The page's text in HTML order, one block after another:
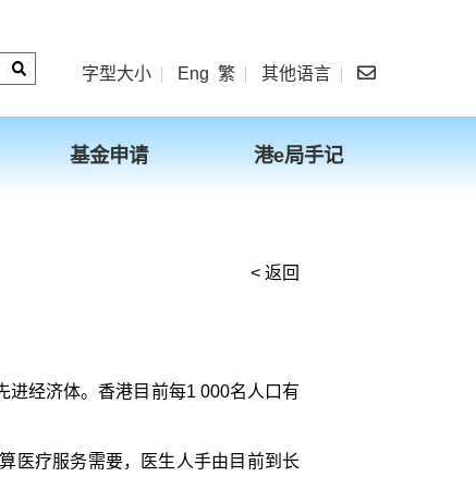
字型大小 Eng 繁 其他语言
基金申请 港e局手记
< 返回
进经济体。香港目前每1 000名人口有
医疗服务需要，医生人手由目前到长